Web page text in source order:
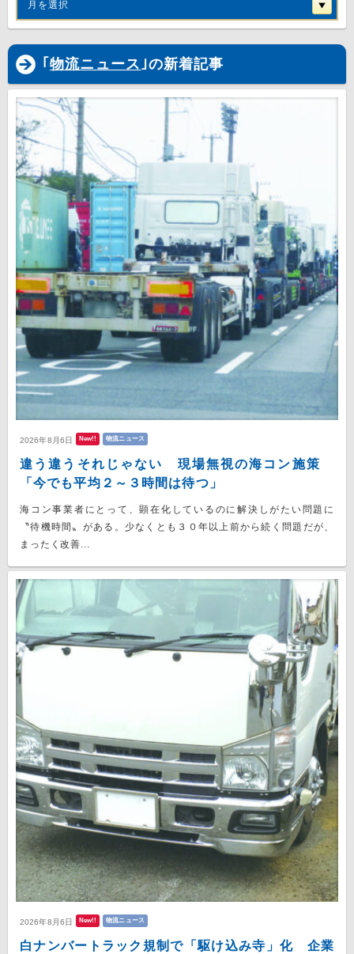
月を選択
｢ 物流ニュース｣の新着記事
2026年8月6日 New!! 物流ニュース
違う違うそれじゃない 現場無視の海コン施策
「今でも平均２～３時間は待つ」
海コン事業者にとって、顕在化しているのに解決しがたい問題に
〝待機時間〟がある。少なくとも３０年以上前から続く問題だが、
まったく改善...
2026年8月6日 New!! 物流ニュース
白ナンバートラック規制で「駆け込み寺」化 企業